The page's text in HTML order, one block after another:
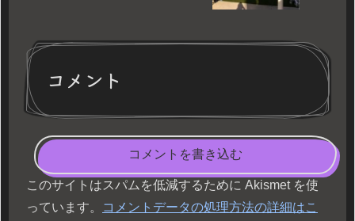
コメント
コメントを書き込む
このサイトはスパムを低減するために Akismet を使
っています。
コメントデータの処理方法の詳細はこ